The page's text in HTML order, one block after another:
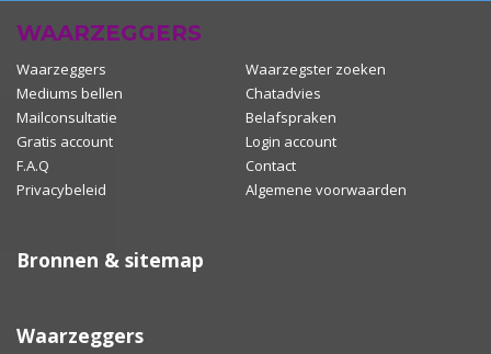
WAARZEGGERS
Waarzeggers
Waarzegster zoeken
Mediums bellen
Chatadvies
Mailconsultatie
Belafspraken
Gratis account
Login account
F.A.Q
Contact
Privacybeleid
Algemene voorwaarden
Bronnen & sitemap
Waarzeggers